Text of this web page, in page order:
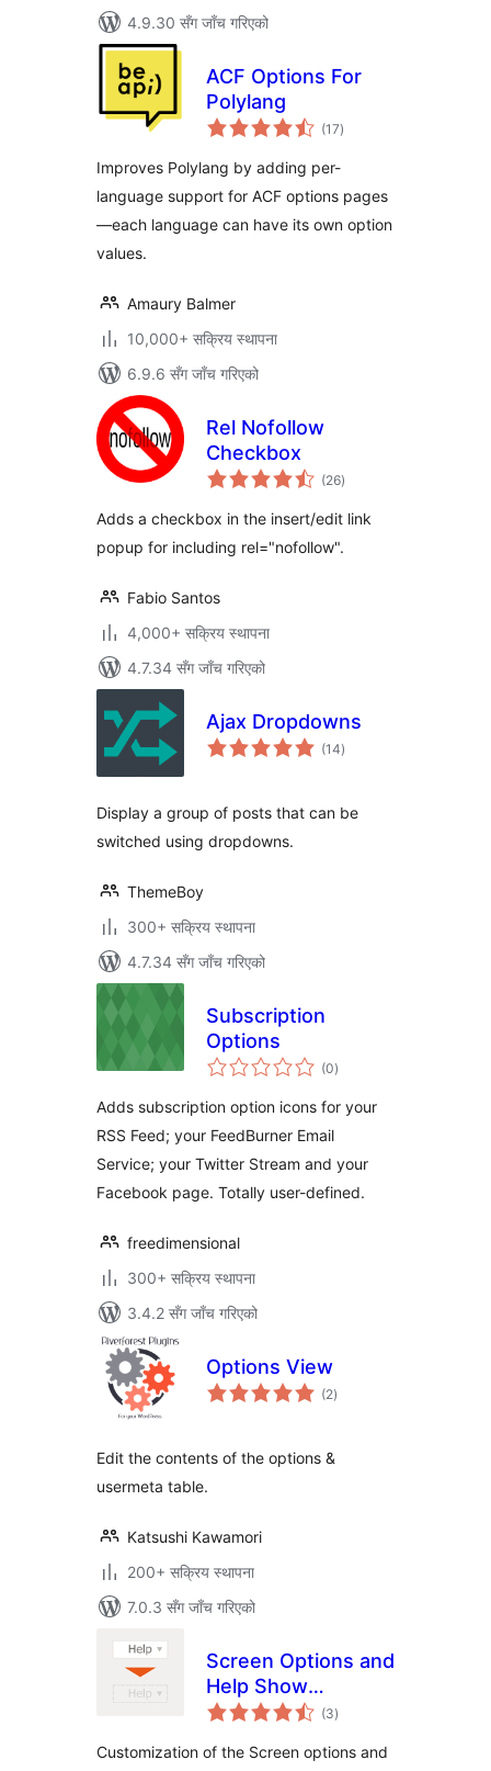
4.9.30 सँग जाँच गरिएको
ACF Options For
Polylang
(17कुल
रेटिङ्गहरू
)
Improves Polylang by adding per-
language support for ACF options pages
—each language can have its own option
values.
Amaury Balmer
10,000+ सक्रिय स्थापना
6.9.6 सँग जाँच गरिएको
Rel Nofollow
Checkbox
(26कुल
रेटिङ्गहरू
)
Adds a checkbox in the insert/edit link
popup for including rel="nofollow".
Fabio Santos
4,000+ सक्रिय स्थापना
4.7.34 सँग जाँच गरिएको
Ajax Dropdowns
(14कुल
रेटिङ्गहरू
)
Display a group of posts that can be
switched using dropdowns.
ThemeBoy
300+ सक्रिय स्थापना
4.7.34 सँग जाँच गरिएको
Subscription
Options
(0कुल
रेटिङ्गहरू
)
Adds subscription option icons for your
RSS Feed; your FeedBurner Email
Service; your Twitter Stream and your
Facebook page. Totally user-defined.
freedimensional
300+ सक्रिय स्थापना
3.4.2 सँग जाँच गरिएको
Options View
(2कुल
रेटिङ्गहरू
)
Edit the contents of the options &
usermeta table.
Katsushi Kawamori
200+ सक्रिय स्थापना
7.0.3 सँग जाँच गरिएको
Screen Options and
Help Show
Customize
(3कुल
रेटिङ्गहरू
)
Customization of the Screen options and